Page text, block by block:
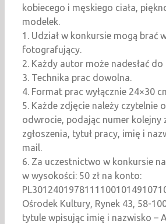
kobiecego i męskiego ciała,
modelek.
1. Udział w konkursie mogą brać
fotografujący.
2. Każdy autor może nadesłać
3. Technika prac dowolna.
4. Format prac wyłącznie 24×30
5. Każde zdjęcie należy czytelnie
odwrocie, podając numer kolejny
zgłoszenia, tytuł pracy, imię i
mail.
6. Za uczestnictwo w konkursie
w wysokości: 50 zł na konto:
Ośrodek Kultury, Rynek 43, 58-
tytule wpisując imię i nazwisko –